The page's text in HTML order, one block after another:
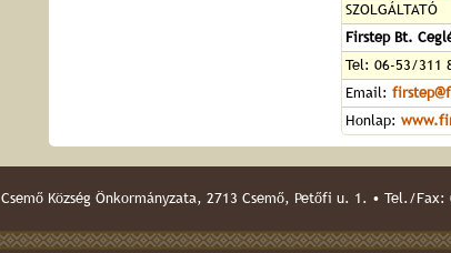
SZOLGÁLTATÓ
Firstep Bt.
Tel: 06-53/311
Email:
Honlap:
Csemő Község Önkormányzata, 2713 Csemő, Petőfi u. 1. • Tel./